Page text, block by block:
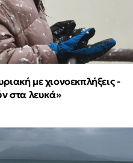
με χιονοεκπλήξεις -
στα λευκά»